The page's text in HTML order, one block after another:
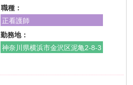
職種：
正看護師
勤務地：
神奈川県横浜市金沢区泥亀2-8-3